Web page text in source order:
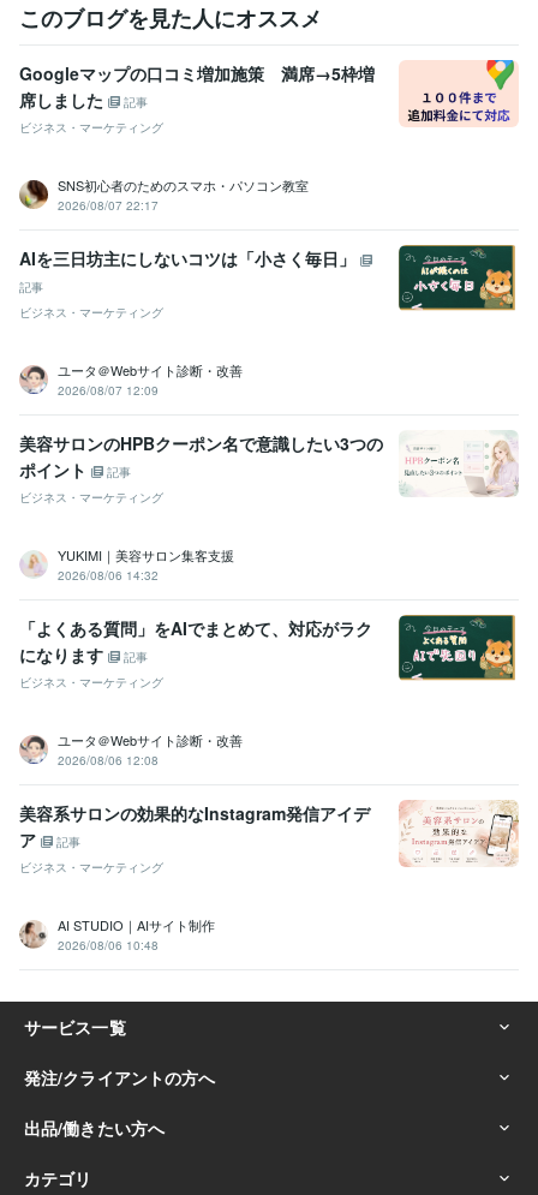
職歴
インフラ×テクノロジー関連会社 2000年3月 ~ 現在
受賞歴
【セミナー講師】グーグルアドセンスセミナー
【情報商材】グーグ
流で切り拓く新時代の働き方: デュアリーマン革命
資格・検定
情報処理技術者（応用情報技術者）
情報処理技術者（基本情報技術者）
プログラミング言語・フレームワーク
Weblogic:10年Oracle Database:10年PostgreSQL:10年
ビジネス・クリエイティブツール
Google Search Console:10年
得意分野
集客・マーケティング相談
ココナラ出品設計（商品構成・価格・導
線） 説明文・プロフィールのベネフィット化
SNS運用テンプレ即納
コピーライティング
テンプレ
ChatGPT プロンプト
学歴
広島工業大学 1996年3月 ~ 2000年2月
このブログを見た人にオススメ
Googleマップの口コミ増加施策 満席→5枠増
席しました
記事
ビジネス・マーケティング
SNS初心者のためのスマホ・パソコン教室
2026/08/07 22:17
AIを三日坊主にしないコツは「小さく毎日」
記事
ビジネス・マーケティング
ユータ＠Webサイト診断・改善
2026/08/07 12:09
美容サロンのHPBクーポン名で意識したい3つの
ポイント
記事
ビジネス・マーケティング
YUKIMI｜美容サロン集客支援
2026/08/06 14:32
「よくある質問」をAIでまとめて、対応がラク
になります
記事
ビジネス・マーケティング
ユータ＠Webサイト診断・改善
2026/08/06 12:08
美容系サロンの効果的なInstagram発信アイデ
ア
記事
ビジネス・マーケティング
AI STUDIO｜AIサイト制作
2026/08/06 10:48